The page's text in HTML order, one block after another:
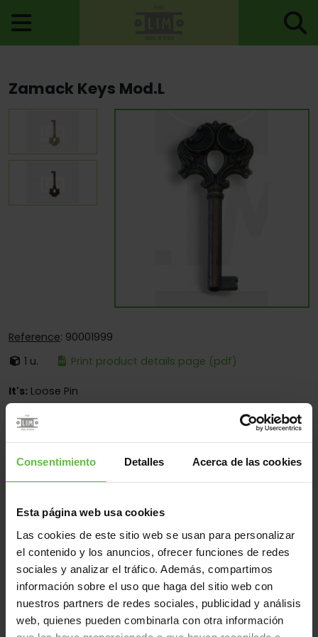
Consentimiento Detalles Acerca de las cookies
Esta página web usa cookies
Las cookies de este sitio web se usan para personalizar
el contenido y los anuncios, ofrecer funciones de redes
sociales y analizar el tráfico. Además, compartimos
información sobre el uso que haga del sitio web con
nuestros partners de redes sociales, publicidad y análisis
web, quienes pueden combinarla con otra información
Zamack Keys Mod.L
Reference: 90001999
1 u.
Print product details page (pdf)
It's: Loose Pin
Corners:
Fixing:Screwed And Welded
Applications:For Furniture - For Showcases - For Small
Material
Zamac
(3 items)